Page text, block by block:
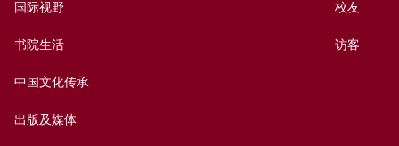
国际视野
书院生活
中国文化传承
出版及媒体
校友
访客